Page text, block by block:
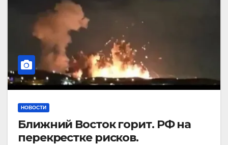
НОВОСТИ
Ближний Восток горит. РФ на
перекрестке рисков.